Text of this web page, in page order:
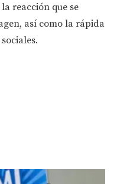
reacción que se
así como la rápida